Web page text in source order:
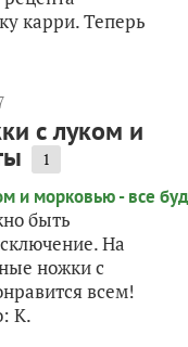
карри. Теперь
с луком и
1
быть
На
ножки с
всем!
К.